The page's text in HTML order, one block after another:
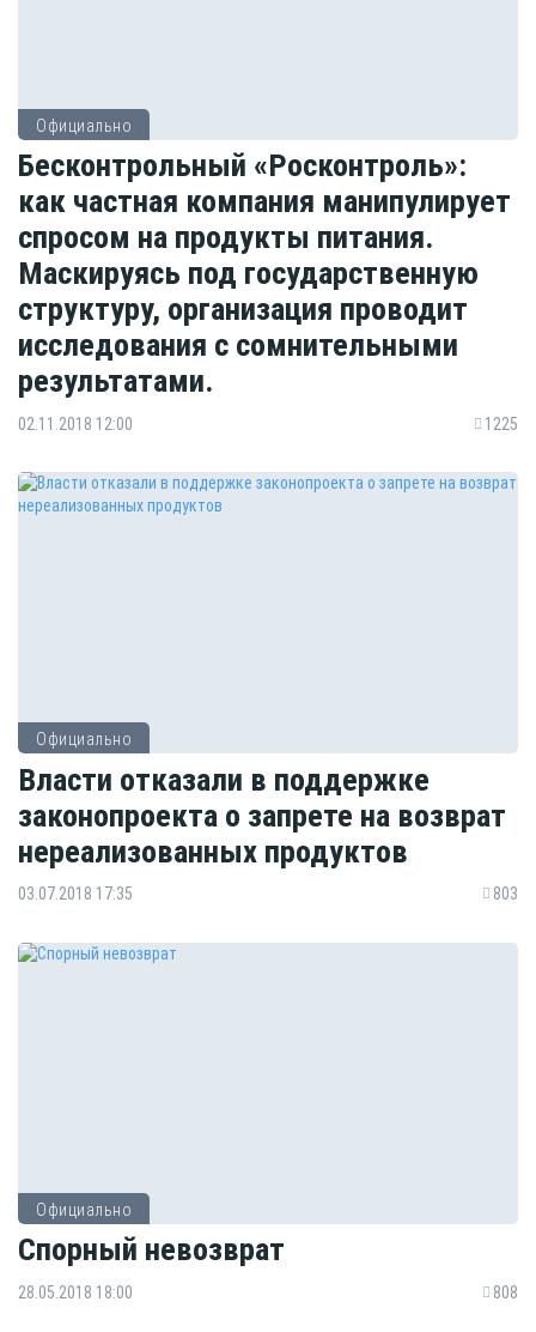
Официально
Бесконтрольный «Росконтроль»:
как частная компания манипулирует
спросом на продукты питания.
Маскируясь под государственную
структуру, организация проводит
исследования с сомнительными
результатами.
02.11.2018 12:00 1225
Официально
Власти отказали в поддержке
законопроекта о запрете на возврат
нереализованных продуктов
03.07.2018 17:35 803
Официально
Спорный невозврат
28.05.2018 18:00 808